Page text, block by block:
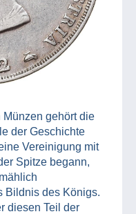
gehört die
der Geschichte
Vereinigung mit
Spitze begann,
Bildnis des Königs.
diesen Teil der